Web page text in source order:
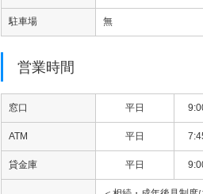
駐車場 無
営業時間
窓口 平日
ATM 平日
貸金庫 平日